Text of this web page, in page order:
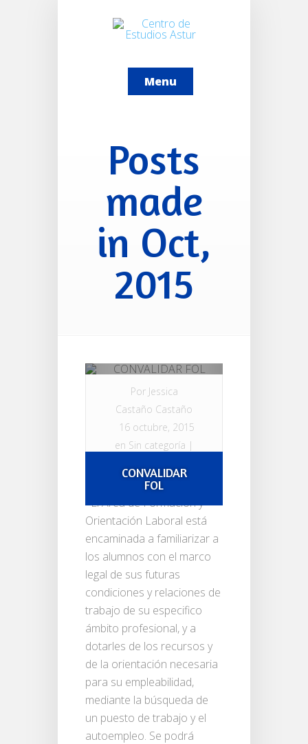
Menu
Posts
made
in Oct,
2015
CONVALIDAR
FOL
Por Jessica
Castaño Castaño
16 octubre, 2015
en Sin categoría |
El Área de Formación y
Orientación Laboral está
encaminada a familiarizar a
los alumnos con el marco
legal de sus futuras
condiciones y relaciones de
trabajo de su especifico
ámbito profesional, y a
dotarles de los recursos y
de la orientación necesaria
para su empleabilidad,
mediante la búsqueda de
un puesto de trabajo y el
autoempleo. Se podrá